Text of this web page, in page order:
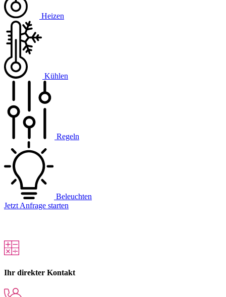
Heizen
Kühlen
Regeln
Beleuchten
Jetzt Anfrage starten
Ihr direkter Kontakt